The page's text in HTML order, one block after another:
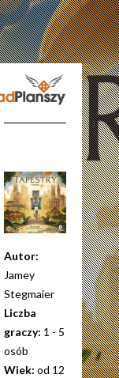
Autor:
Jamey
Stegmaier
Liczba
graczy: 1 - 5
osób
Wiek:od 12